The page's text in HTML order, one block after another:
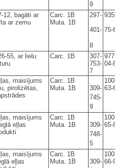
9
12, bagāti ar
ar zemu
Carc. 1B
Muta. 1B
297-
401-
8
75-
55, ar lielu
Carc. 1B
307-
753-
7
04-
maisījums
pirolizētas,
Carc. 1B
Muta. 1B
309-
745-
9
63-
maisījums
eļļas
Carc. 1B
Muta. 1B
309-
748-
5
65-
maisījums
eļļas
Carc. 1B
Muta. 1B
309- 66-